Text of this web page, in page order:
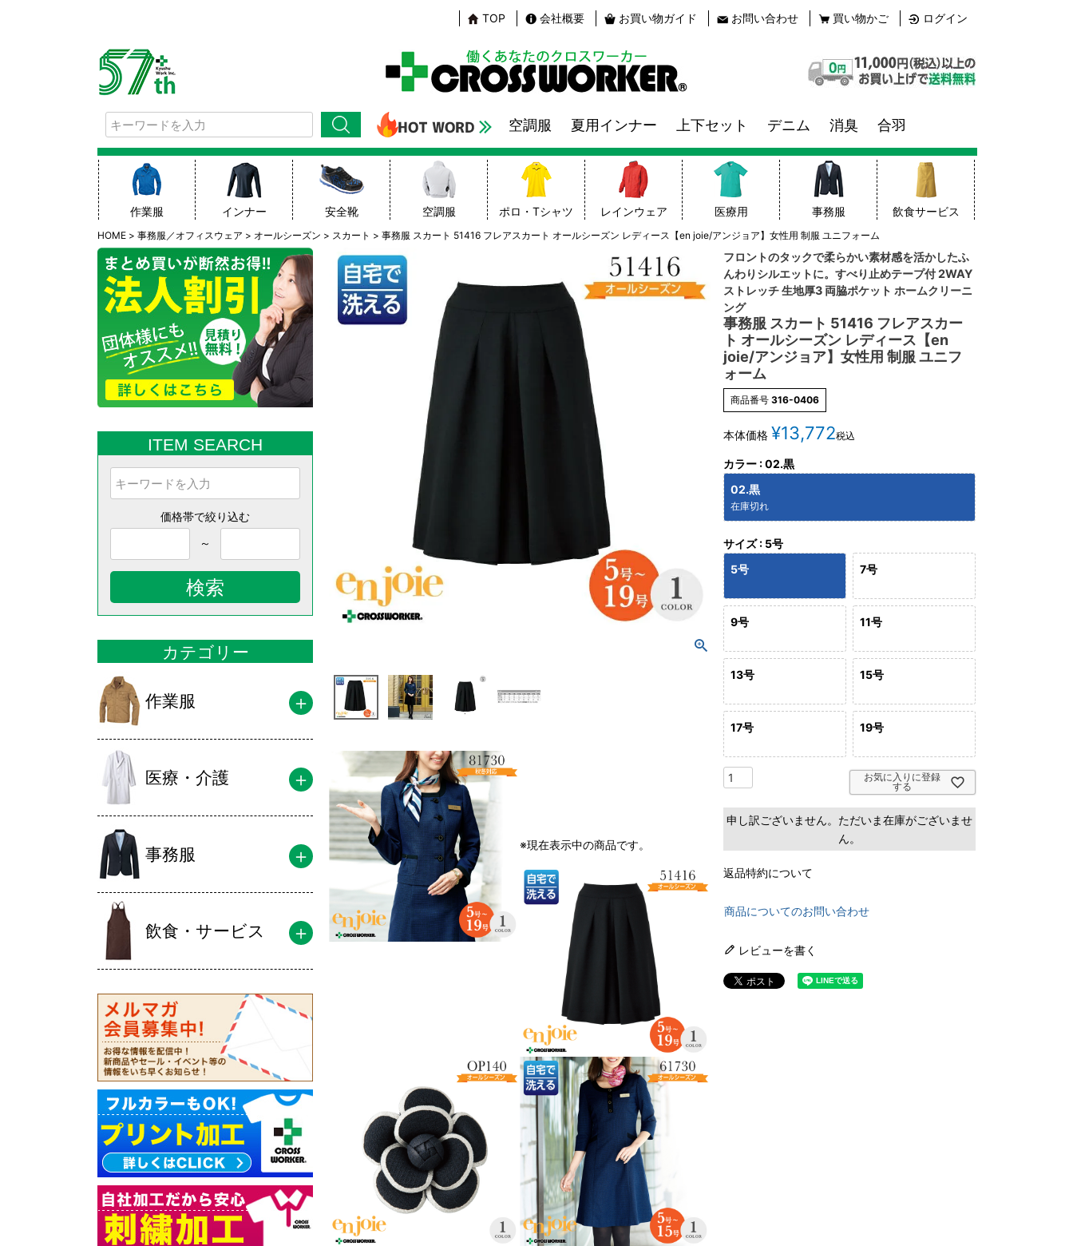
TOP 会社概要 お買い物ガイド お問い合わせ 買い物かご ログイン
検索
空調服 夏用インナー 上下セット デニム 消臭 合羽
作業服 インナー 安全靴 空調服 ポロ・Tシャツ レインウェア 医療用 事務服 飲食サービス
HOME 事務服／オフィスウェア オールシーズン スカート 事務服 スカート 51416 フレアスカート オールシーズン レディース【en joie/アンジョア】女性用 制服 ユニフォーム
ITEM SEARCH
価格帯で絞り込む
～
検索
カテゴリー
作業服
医療・介護
事務服
飲食・サービス
※現在表示中の商品です。
フロントのタックで柔らかい素材感を活かしたふ
んわりシルエットに。すべり止めテープ付 2WAY
ストレッチ 生地厚3 両脇ポケット ホームクリーニ
ング
事務服 スカート 51416 フレアスカー
ト オールシーズン レディース【en
joie/アンジョア】女性用 制服 ユニフ
ォーム
商品番号 316-0406
本体価格 ¥13,772税込
カラー 02.黒
02.黒
在庫切れ
サイズ
5号
5号
7号
9号 11号
13号 15号
17号 19号
お気に入りに登録
する
申し訳ございません。ただいま在庫がございませ
ん。
返品特約について
商品についてのお問い合わせ
レビューを書く